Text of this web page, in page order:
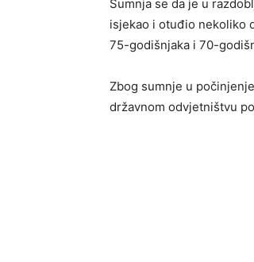
Sumnja se da je u
isjekao i otuđio nekoliko
75-godišnjaka i 70-
Zbog sumnje u
državnom odvjetništvu